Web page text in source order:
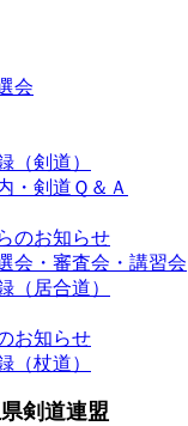
会
（剣道）
・剣道Ｑ＆Ａ
のお知らせ
会・審査会・講習会
（居合道）
お知らせ
（杖道）
剣道連盟